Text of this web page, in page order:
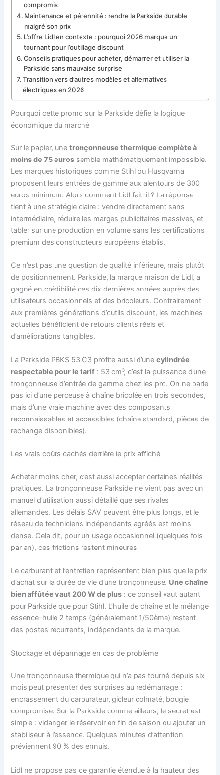
compromis
Maintenance et pérennité : rendre la Parkside durable
malgré son prix
L’offre Lidl en contexte : pourquoi 2026 marque un
tournant pour l’outillage discount
Conseils pratiques pour acheter, démarrer et utiliser la
Parkside sans mauvaise surprise
Transition vers d’autres modèles et alternatives
électriques en 2026
Pourquoi cette promo sur la Parkside défie la logique
économique du marché
Sur le papier, unetronçonneuse thermique complète à
moins de 75 euros semble mathématiquement impossible.
Les marques historiques comme Stihl ou Husqvarna
proposent leurs entrées de gamme aux alentours de 300
euros minimum. Alors comment Lidl fait-il ? La réponse
tient à une stratégie claire : vendre directement sans
intermédiaire, réduire les marges publicitaires massives, et
tabler sur une production en volume sans les certifications
premium des constructeurs européens établis.
Ce n’est pas une question de qualité inférieure, mais plutôt
de positionnement. Parkside, la marque maison de Lidl, a
gagné en crédibilité ces dix dernières années auprès des
utilisateurs occasionnels et des bricoleurs. Contrairement
aux premières générations d’outils discount, les machines
actuelles bénéficient de retours clients réels et
d’améliorations tangibles.
La Parkside PBKS 53 C3 profite aussi d’unecylindrée
respectable pour le tarif : 53 cm³, c’est la puissance d’une
tronçonneuse d’entrée de gamme chez les pro. On ne parle
pas ici d’une perceuse à chaîne bricolée en trois secondes,
mais d’une vraie machine avec des composants
reconnaissables et accessibles (chaîne standard, pièces de
rechange disponibles).
Les vrais coûts cachés derrière le prix affiché
Acheter moins cher, c’est aussi accepter certaines réalités
pratiques. La tronçonneuse Parkside ne vient pas avec un
manuel d’utilisation aussi détaillé que ses rivales
allemandes. Les délais SAV peuvent être plus longs, et le
réseau de techniciens indépendants agréés est moins
dense. Cela dit, pour un usage occasionnel (quelques fois
par an), ces frictions restent mineures.
Le carburant et l’entretien représentent bien plus que le prix
d’achat sur la durée de vie d’une tronçonneuse. Une chaîne
bien affûtée vaut 200 W de plus : ce conseil vaut autant
pour Parkside que pour Stihl. L’huile de chaîne et le mélange
essence-huile 2 temps (généralement 1/50ème) restent
des postes récurrents, indépendants de la marque.
Stockage et dépannage en cas de problème
Une tronçonneuse thermique qui n’a pas tourné depuis six
mois peut présenter des surprises au redémarrage :
encrassement du carburateur, gicleur colmaté, bougie
compromise. Sur la Parkside comme ailleurs, le secret est
simple : vidanger le réservoir en fin de saison ou ajouter un
stabiliseur à l’essence. Quelques minutes d’attention
préviennent 90 % des ennuis.
Lidl ne propose pas de garantie étendue à la hauteur des